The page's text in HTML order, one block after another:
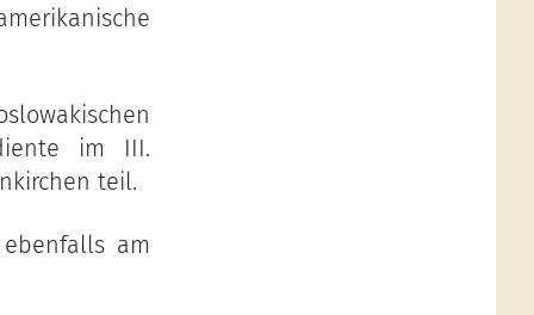
im III.
teil.
am